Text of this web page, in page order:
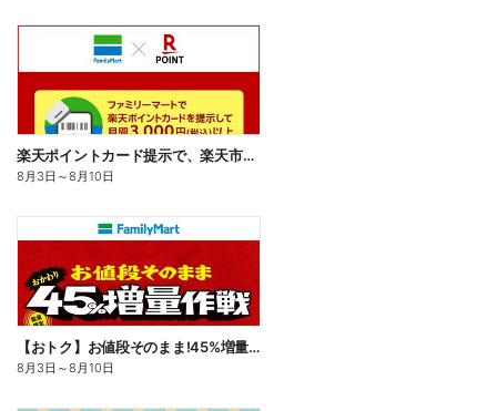
楽天ポイントカード提示で、楽天市場でのお買い物がおトクに!
8月3日 ～8月10日
【おトク】お値段そのまま!45%増量作戦!
8月3日 ～8月10日